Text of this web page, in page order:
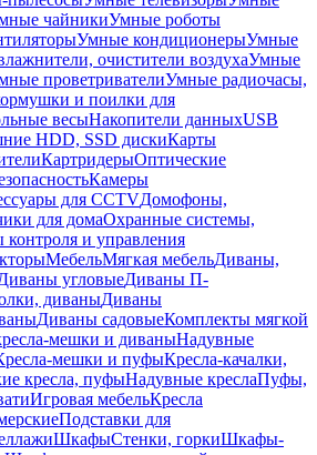
чайникиУмные роботы
Умные кондиционерыУмные
очистители воздухаУмные
проветривателиУмные радиочасы,
и поилки для
весыНакопители данныхUSB
HDD, SSD дискиКарты
КартридерыОптические
Камеры
для CCTVДомофоны,
для домаОхранные системы,
и управления
МебельМягкая мебельДиваны,
угловыеДиваны П-
диваныДиваны
Диваны садовыеКомплекты мягкой
мешки и диваныНадувные
мешки и пуфыКресла-качалки,
кресла, пуфыНадувные креслаПуфы,
Игровая мебельКресла
Подставки для
ШкафыСтенки, горкиШкафы-